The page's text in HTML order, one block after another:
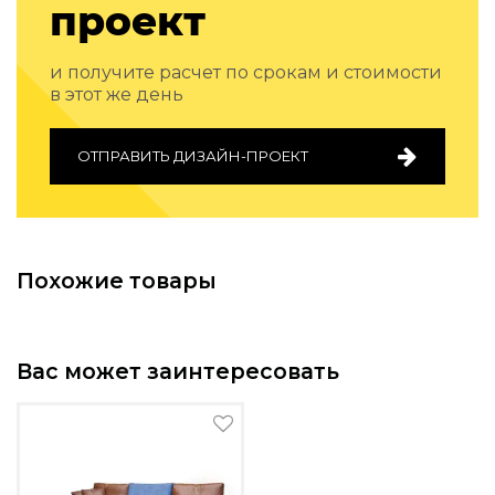
Подбор, производство и комплектация по вашему
Бренды
Реализованные проекты
проект
и получите расчет по срокам и стоимости
в этот же день
ОТПРАВИТЬ ДИЗАЙН-ПРОЕКТ
Похожие товары
Вас может заинтересовать